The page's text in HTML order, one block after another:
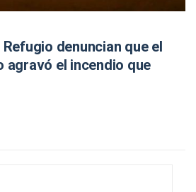
denuncian que el
agravó el incendio que